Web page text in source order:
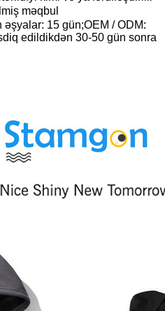
məqbul
əşyalar: 15 gün;OEM / ODM:
edildikdən 30-50 gün sonra